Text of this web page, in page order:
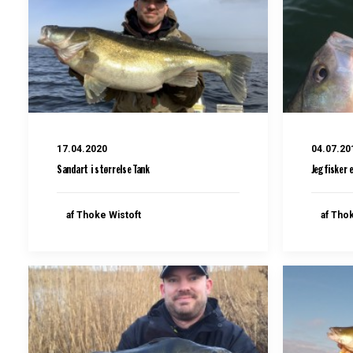
17.04.2020
Sandart i størrelse Tank
af Thoke Wistoft
Jeg fisker
af